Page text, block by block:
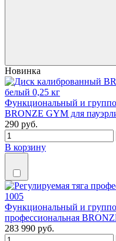
Новинка
Функциональный и
BRONZE GYM для
290 руб.
В корзину
Функциональный и
профессиональная
283 990 руб.